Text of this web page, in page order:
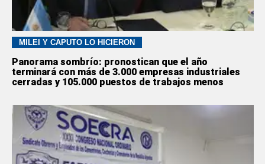
MILEI Y CAPUTO LO HICIERON
Panorama sombrío: pronostican que el año
terminará con más de 3.000 empresas industriales
cerradas y 105.000 puestos de trabajos menos